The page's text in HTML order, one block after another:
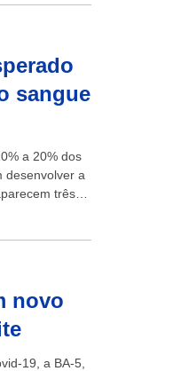
sangue
a 20% dos
desenvolver a
três
novo
19, a BA-5,